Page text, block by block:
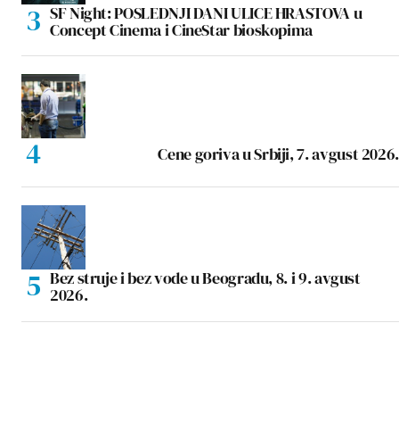
SF Night: POSLEDNJI DANI ULICE HRASTOVA u
Concept Cinema i CineStar bioskopima
Cene goriva u Srbiji, 7. avgust 2026.
Bez struje i bez vode u Beogradu, 8. i 9. avgust
2026.